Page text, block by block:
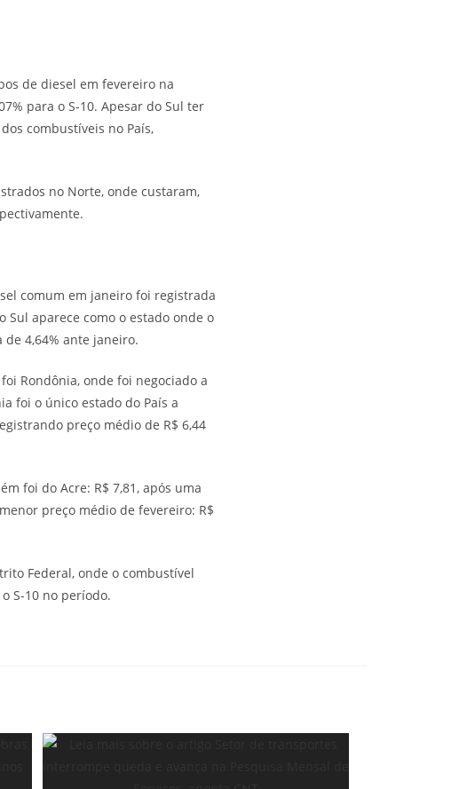
de diesel em fevereiro na
para o S-10. Apesar do Sul ter
combustíveis no País,
no Norte, onde custaram,
comum em janeiro foi registrada
Sul aparece como o estado onde o
4,64% ante janeiro.
Rondônia, onde foi negociado a
foi o único estado do País a
preço médio de R$ 6,44
foi do Acre: R$ 7,81, após uma
preço médio de fevereiro: R$
Federal, onde o combustível
S-10 no período.